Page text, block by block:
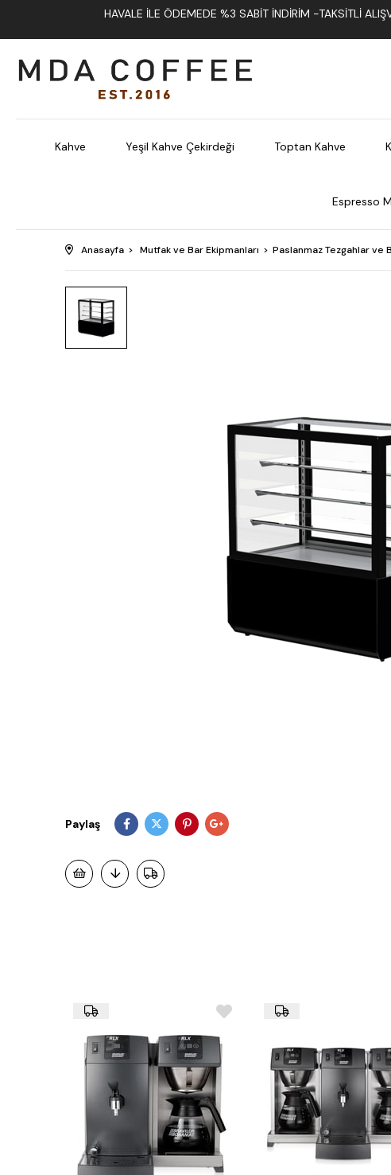
HAVALE İLE ÖDEMEDE %3 SABIT İNDIRIM -TAKSITLI
Kahve Yeşil Kahve Çekirdeği Toptan Kahve
Espresso
Anasayfa Mutfak ve Bar Ekipmanları Paslanmaz Tezgahlar ve
Paylaş